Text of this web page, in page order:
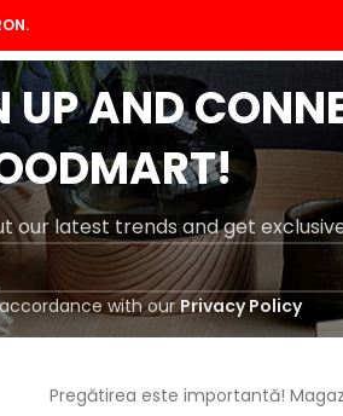
UP AND
our latest trends and get
with ourPrivacy Policy
ACASĂMAGAZIN BLOG
Se întrevăd
Pregătirea este importantă!